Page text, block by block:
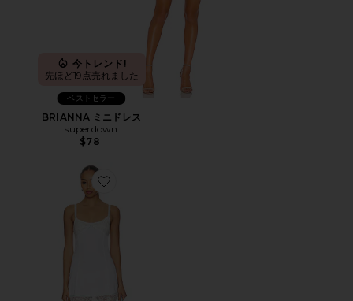
今トレンド!
先ほど19点売れました
ベストセラー
BRIANNA ミニドレス
superdown
$78
Favorite SUMMER SONNET SATIN MINI ドレス